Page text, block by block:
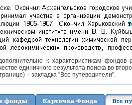
к характеристикам
единичного результата поиска во
– закладка "Все путеводители".